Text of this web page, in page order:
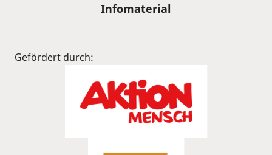
Infomaterial
Gefördert durch: